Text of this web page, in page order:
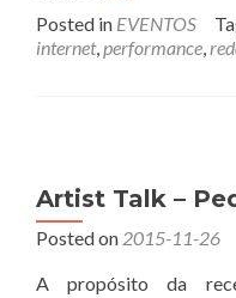
about
Seminário
Posted in EVENTOS
internet,performance,
Artist Talk –
Posted on 2015-11-26
A propósito da